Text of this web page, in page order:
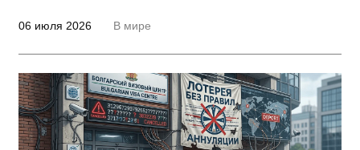
06 июля 2026 В мире